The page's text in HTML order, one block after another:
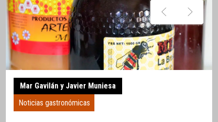
Mar Gavilán y Javier Muniesa
Noticias gastronómicas